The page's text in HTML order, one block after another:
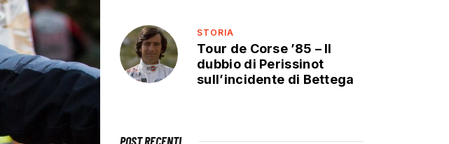
STORIA
Tour de Corse ’85 – Il
dubbio di Perissinot
sull’incidente di Bettega